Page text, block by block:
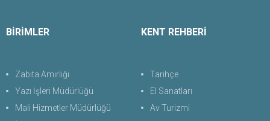
BİRİMLER
Zabıta Amirliği
Yazı İşleri Müdürlüğü
Mali Hizmetler Müdürlüğü
KENT REHBERİ
Tarihçe
El Sanatları
Av Turizmi